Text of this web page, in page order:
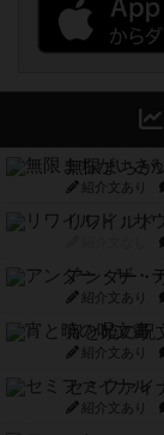
無限まちが
紹介文あり
リワイルド
アンダー・
紹介文あり
宵と暁の呪
紹介文あり
セミファイ
紹介文あり